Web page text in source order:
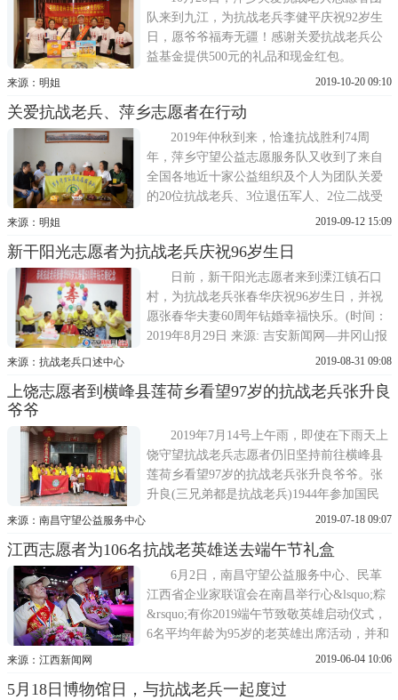
家中。我们满满的一车礼品在
队来到九江，为抗战老兵李健平庆祝92岁生
日，愿爷爷福寿无疆！感谢关爱抗战老兵公
益基金提供500元的礼品和现金红包。
来源：明姐 2019-10-20 09:10
关爱抗战老兵、萍乡志愿者在行动
2019年仲秋到来，恰逢抗战胜利74周
年，萍乡守望公益志愿服务队又收到了来自
全国各地近十家公益组织及个人为团队关爱
的20位抗战老兵、3位退伍军人、2位二战受
害者送来的关爱，本次送达礼品34787元，出
劳苦走进抗战老兵家中送去了对卫国勇士的
敬意和中秋慰问。感谢多年来各公益组织和
个人对辖区幸存抗战老兵的关爱。
来源：明姐 2019-09-12 15:09
新干阳光志愿者为抗战老兵庆祝96岁生日
日前，新干阳光志愿者来到溧江镇石口
村，为抗战老兵张春华庆祝96岁生日，并祝
愿张春华夫妻60周年钻婚幸福快乐。(时间：
2019年8月29日 来源: 吉安新闻网—井冈山报
来源：抗战老兵口述中心 2019-08-31 09:08
上饶志愿者到横峰县莲荷乡看望97岁的抗战老兵张升良
爷爷
2019年7月14号上午雨，即使在下雨天上
饶守望抗战老兵志愿者仍旧坚持前往横峰县
莲荷乡看望97岁的抗战老兵张升良爷爷。张
升良(三兄弟都是抗战老兵)1944年参加国民
革命军70军80师239团担任机枪手，部队集训
山东，湖南，安徽等地打击日本鬼子，日本
投降后，转业回家。
来源：南昌守望公益服务中心 2019-07-18 09:07
江西志愿者为106名抗战老英雄送去端午节礼盒
6月2日，南昌守望公益服务中心、民革
江西省企业家联谊会在南昌举行心&lsquo;粽
&rsquo;有你2019端午节致敬英雄启动仪式，
6名平均年龄为95岁的老英雄出席活动，并和
志愿者一起提前过节。端午节前夕，全省志
老英雄手上。负责人说到。据悉，我省目前
来源：江西新闻网 2019-06-04 10:06
5月18日博物馆日，与抗战老兵一起度过